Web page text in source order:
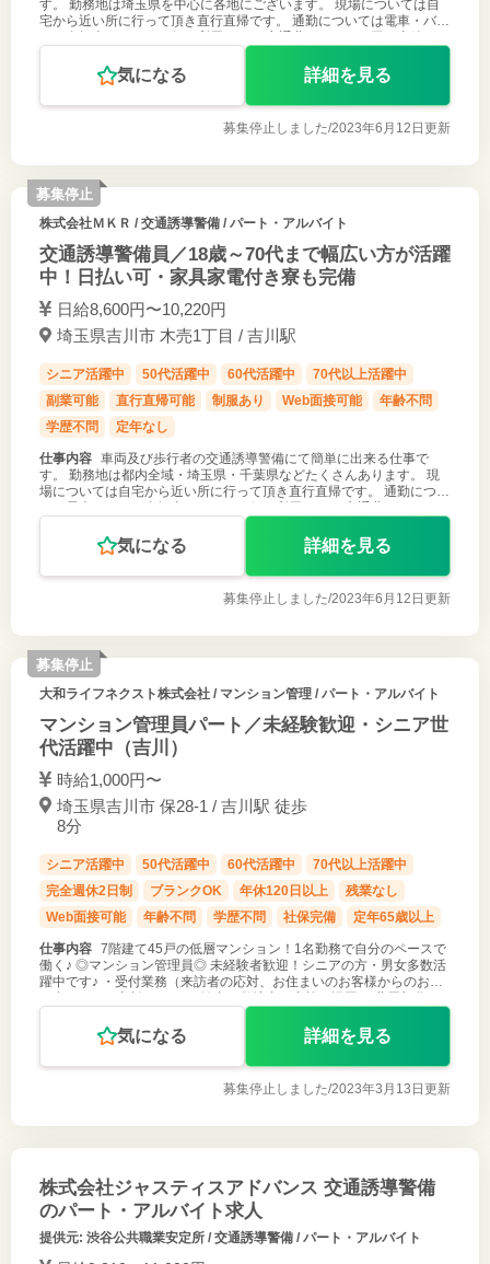
す。 勤務地は埼玉県を中心に各地にございます。 現場については自
宅から近い所に行って頂き直行直帰です。 通勤については電車・バ
気になる 詳細を見る
募集停止しました/2023年6月12日更新
募集停止
株式会社ＭＫＲ / 交通誘導警備 / パート・アルバイト
交通誘導警備員／18歳～70代まで幅広い方が活躍
中！日払い可・家具家電付き寮も完備
日給8,600円〜10,220円
埼玉県吉川市 木売1丁目 / 吉川駅
シニア活躍中 50代活躍中 60代活躍中
70代以上活躍中
副業可能
直行直帰可能 制服あり Web面接可能
年齢不問
学歴不問
定年なし
仕事内容 車両及び歩行者の交通誘導警備にて簡単に出来る仕事で
す。 勤務地は都内全域・埼玉県・千葉県などたくさんあります。 現
場については自宅から近い所に行って頂き直行直帰です。 通勤につい
気になる 詳細を見る
募集停止しました/2023年6月12日更新
募集停止
大和ライフネクスト株式会社/ マンション管理 / パート・アルバイト
マンション管理員パート／未経験歓迎・シニア世
代活躍中（吉川）
時給1,000円〜
埼玉県吉川市 保28-1 / 吉川駅 徒歩
8分
シニア活躍中 50代活躍中 60代活躍中
70代以上活躍中
完全週休2日制
ブランクOK 年休120日以上
残業なし
Web面接可能
年齢不問 学歴不問 社保完備 定年65歳以上
仕事内容 7階建て45戸の低層マンション！1名勤務で自分のペースで
働く♪ ◎マンション管理員◎ 未経験者歓迎！シニアの方・男女多数活
躍中です♪ ・受付業務（来訪者の応対、お住まいのお客様からのお問
い合わせ・ご相談など） ・館内や敷地内の点検・巡回 ・共用部分の
清掃（エン
気になる 詳細を見る
募集停止しました/2023年3月13日更新
株式会社ジャスティスアドバンス 交通誘導警備
のパート・アルバイト求人
提供元: 渋谷公共職業安定所 / 交通誘導警備 / パート・アルバイト